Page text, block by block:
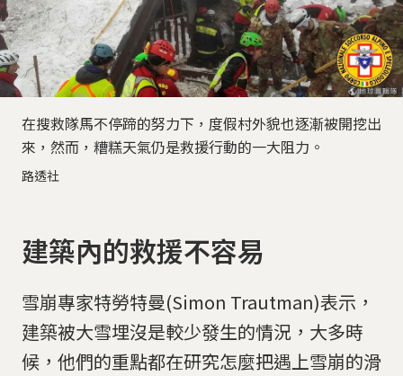
在搜救隊馬不停蹄的努力下，度假村外貌也逐漸被開挖出
來，然而，糟糕天氣仍是救援行動的一大阻力。
路透社
建築內的救援不容易
雪崩專家特勞特曼(Simon Trautman)表示，
建築被大雪埋沒是較少發生的情況，大多時
候，他們的重點都在研究怎麼把遇上雪崩的滑